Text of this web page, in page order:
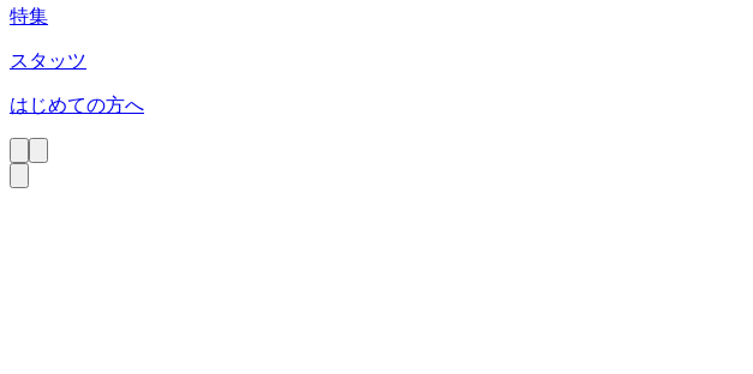
特集
スタッツ
はじめての方へ